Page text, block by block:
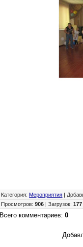
Категория: Мероприятия
Просмотров:906 |Загрузок:177
Всего комментариев:0